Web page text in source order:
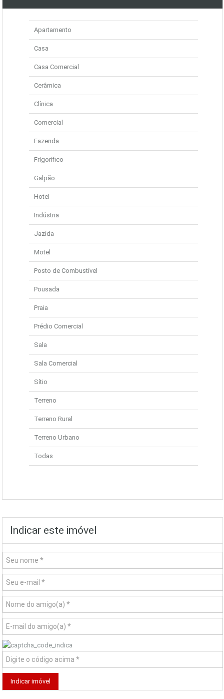
Apartamento
Casa
Casa Comercial
Cerâmica
Clínica
Comercial
Fazenda
Frigorífico
Galpão
Hotel
Indústria
Jazida
Motel
Posto de Combustível
Pousada
Praia
Prédio Comercial
Sala
Sala Comercial
Sítio
Terreno
Terreno Rural
Terreno Urbano
Todas
Indicar este imóvel